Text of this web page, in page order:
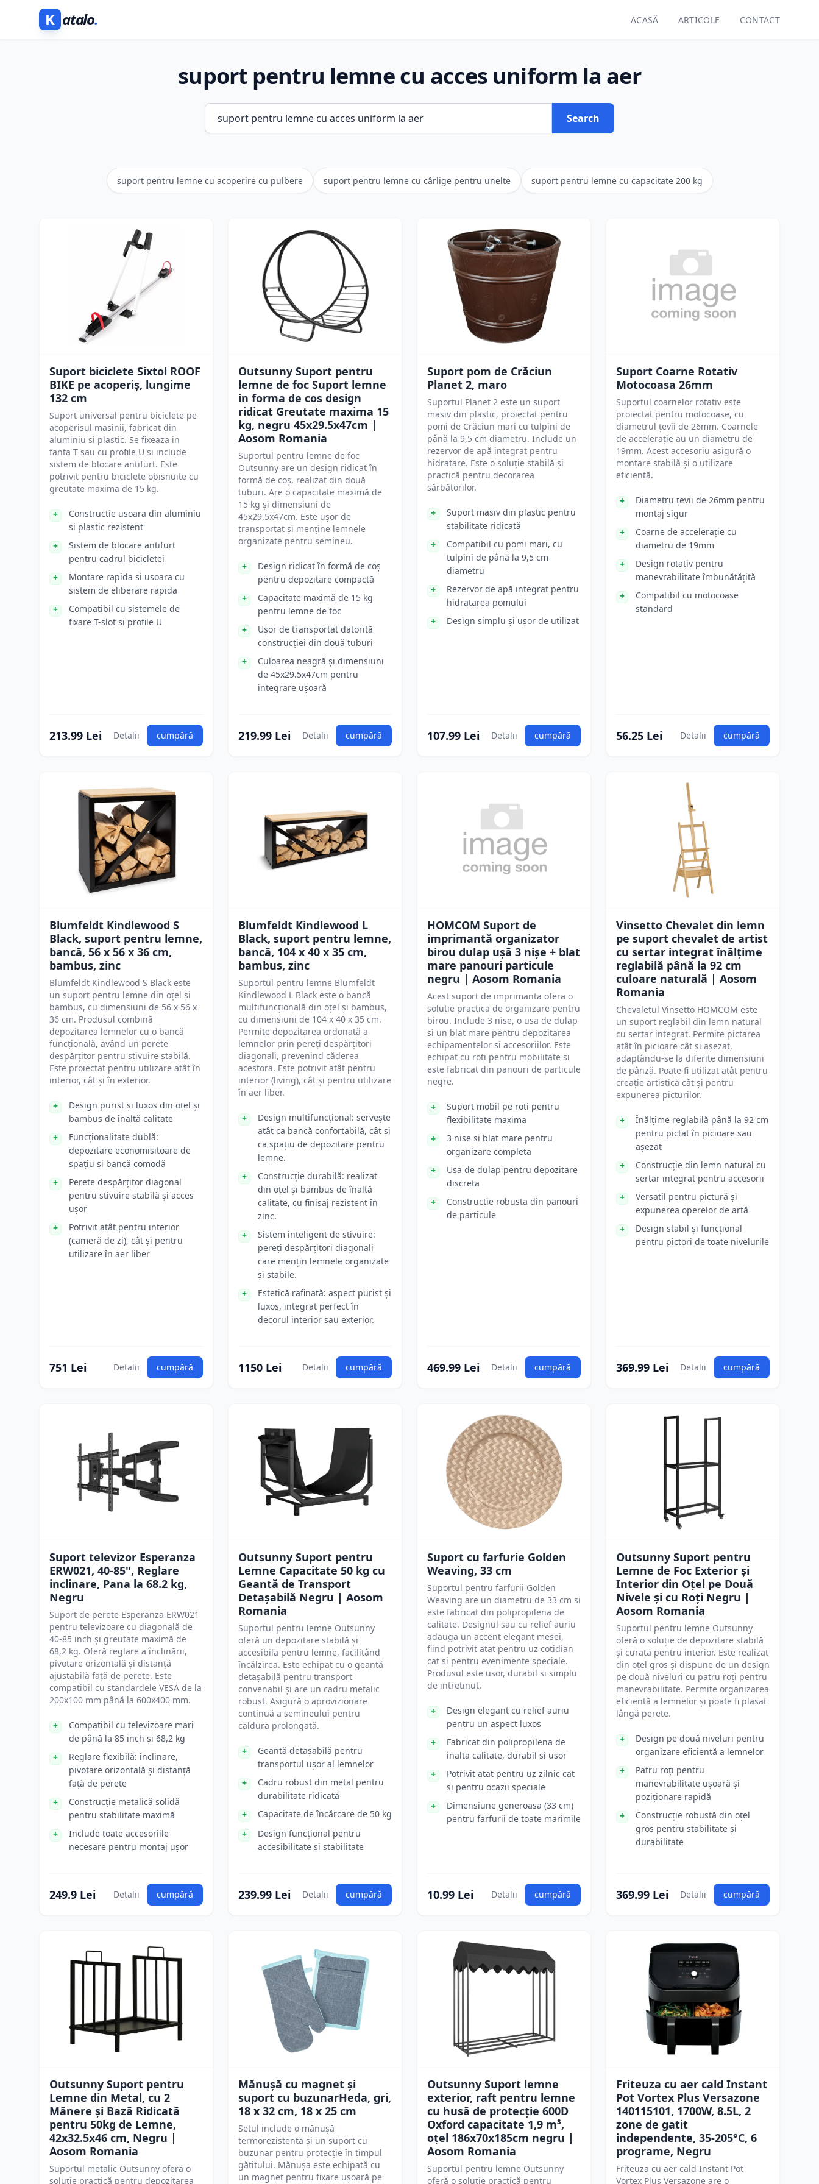
K atalo. ACASĂ ARTICOLE CONTACT
suport pentru lemne cu acces uniform la aer
Search
suport pentru lemne cu acoperire cu pulbere suport pentru lemne cu cârlige pentru unelte suport pentru lemne cu capacitate 200 kg
Suport biciclete Sixtol ROOF
BIKE pe acoperiș, lungime
132 cm
Suport universal pentru biciclete pe
acoperisul masinii, fabricat din
aluminiu si plastic. Se fixeaza in
fanta T sau cu profile U si include
sistem de blocare antifurt. Este
potrivit pentru biciclete obisnuite cu
greutate maxima de 15 kg.
Constructie usoara din aluminiu
si plastic rezistent
Sistem de blocare antifurt
pentru cadrul bicicletei
Montare rapida si usoara cu
sistem de eliberare rapida
Compatibil cu sistemele de
fixare T-slot si profile U
213.99 Lei Detalii cumpără
Outsunny Suport pentru
lemne de foc Suport lemne
in forma de cos design
ridicat Greutate maxima 15
kg, negru 45x29.5x47cm |
Aosom Romania
Suportul pentru lemne de foc
Outsunny are un design ridicat în
formă de coș, realizat din două
tuburi. Are o capacitate maximă de
15 kg și dimensiuni de
45x29.5x47cm. Este ușor de
transportat și menține lemnele
organizate pentru semineu.
Design ridicat în formă de coș
pentru depozitare compactă
Capacitate maximă de 15 kg
pentru lemne de foc
Ușor de transportat datorită
construcției din două tuburi
Culoarea neagră și dimensiuni
de 45x29.5x47cm pentru
integrare ușoară
219.99 Lei Detalii cumpără
Suport pom de Crăciun
Planet 2, maro
Suportul Planet 2 este un suport
masiv din plastic, proiectat pentru
pomi de Crăciun mari cu tulpini de
până la 9,5 cm diametru. Include un
rezervor de apă integrat pentru
hidratare. Este o soluție stabilă și
practică pentru decorarea
sărbătorilor.
Suport masiv din plastic pentru
stabilitate ridicată
Compatibil cu pomi mari, cu
tulpini de până la 9,5 cm
diametru
Rezervor de apă integrat pentru
hidratarea pomului
Design simplu și ușor de utilizat
107.99 Lei Detalii cumpără
Suport Coarne Rotativ
Motocoasa 26mm
Suportul coarnelor rotativ este
proiectat pentru motocoase, cu
diametrul țevii de 26mm. Coarnele
de accelerație au un diametru de
19mm. Acest accesoriu asigură o
montare stabilă și o utilizare
eficientă.
Diametru țevii de 26mm pentru
montaj sigur
Coarne de accelerație cu
diametru de 19mm
Design rotativ pentru
manevrabilitate îmbunătățită
Compatibil cu motocoase
standard
56.25 Lei Detalii cumpără
Blumfeldt Kindlewood S
Black, suport pentru lemne,
bancă, 56 x 56 x 36 cm,
bambus, zinc
Blumfeldt Kindlewood S Black este
un suport pentru lemne din oțel și
bambus, cu dimensiuni de 56 x 56 x
36 cm. Produsul combină
depozitarea lemnelor cu o bancă
funcțională, având un perete
despărțitor pentru stivuire stabilă.
Este proiectat pentru utilizare atât în
interior, cât și în exterior.
Design purist și luxos din oțel și
bambus de înaltă calitate
Funcționalitate dublă:
depozitare economisitoare de
spațiu și bancă comodă
Perete despărțitor diagonal
pentru stivuire stabilă și acces
ușor
Potrivit atât pentru interior
(cameră de zi), cât și pentru
utilizare în aer liber
751 Lei Detalii cumpără
Blumfeldt Kindlewood L
Black, suport pentru lemne,
bancă, 104 x 40 x 35 cm,
bambus, zinc
Suportul pentru lemne Blumfeldt
Kindlewood L Black este o bancă
multifuncțională din oțel și bambus,
cu dimensiuni de 104 x 40 x 35 cm.
Permite depozitarea ordonată a
lemnelor prin pereți despărțitori
diagonali, prevenind căderea
acestora. Este potrivit atât pentru
interior (living), cât și pentru utilizare
în aer liber.
Design multifuncțional: servește
atât ca bancă confortabilă, cât și
ca spațiu de depozitare pentru
lemne.
Construcție durabilă: realizat
din oțel și bambus de înaltă
calitate, cu finisaj rezistent în
zinc.
Sistem inteligent de stivuire:
pereți despărțitori diagonali
care mențin lemnele organizate
și stabile.
Estetică rafinată: aspect purist și
luxos, integrat perfect în
decorul interior sau exterior.
1150 Lei Detalii cumpără
HOMCOM Suport de
imprimantă organizator
birou dulap ușă 3 nișe + blat
mare panouri particule
negru | Aosom Romania
Acest suport de imprimanta ofera o
solutie practica de organizare pentru
birou. Include 3 nise, o usa de dulap
si un blat mare pentru depozitarea
echipamentelor si accesoriilor. Este
echipat cu roti pentru mobilitate si
este fabricat din panouri de particule
negre.
Suport mobil pe roti pentru
flexibilitate maxima
3 nise si blat mare pentru
organizare completa
Usa de dulap pentru depozitare
discreta
Constructie robusta din panouri
de particule
469.99 Lei Detalii cumpără
Vinsetto Chevalet din lemn
pe suport chevalet de artist
cu sertar integrat înălțime
reglabilă până la 92 cm
culoare naturală | Aosom
Romania
Chevaletul Vinsetto HOMCOM este
un suport reglabil din lemn natural
cu sertar integrat. Permite pictarea
atât în picioare cât și așezat,
adaptându-se la diferite dimensiuni
de pânză. Poate fi utilizat atât pentru
creație artistică cât și pentru
expunerea picturilor.
Înălțime reglabilă până la 92 cm
pentru pictat în picioare sau
așezat
Construcție din lemn natural cu
sertar integrat pentru accesorii
Versatil pentru pictură și
expunerea operelor de artă
Design stabil și funcțional
pentru pictori de toate nivelurile
369.99 Lei Detalii cumpără
Suport televizor Esperanza
ERW021, 40-85", Reglare
inclinare, Pana la 68.2 kg,
Negru
Suport de perete Esperanza ERW021
pentru televizoare cu diagonală de
40-85 inch și greutate maximă de
68,2 kg. Oferă reglare a înclinării,
pivotare orizontală și distanță
ajustabilă față de perete. Este
compatibil cu standardele VESA de la
200x100 mm până la 600x400 mm.
Compatibil cu televizoare mari
de până la 85 inch și 68,2 kg
Reglare flexibilă: înclinare,
pivotare orizontală și distanță
față de perete
Construcție metalică solidă
pentru stabilitate maximă
Include toate accesoriile
necesare pentru montaj ușor
249.9 Lei Detalii cumpără
Outsunny Suport pentru
Lemne Capacitate 50 kg cu
Geantă de Transport
Detașabilă Negru | Aosom
Romania
Suportul pentru lemne Outsunny
oferă un depozitare stabilă și
accesibilă pentru lemne, facilitând
încălzirea. Este echipat cu o geantă
detașabilă pentru transport
convenabil și are un cadru metalic
robust. Asigură o aprovizionare
continuă a șemineului pentru
căldură prolongată.
Geantă detașabilă pentru
transportul ușor al lemnelor
Cadru robust din metal pentru
durabilitate ridicată
Capacitate de încărcare de 50 kg
Design funcțional pentru
accesibilitate și stabilitate
239.99 Lei Detalii cumpără
Suport cu farfurie Golden
Weaving, 33 cm
Suportul pentru farfurii Golden
Weaving are un diametru de 33 cm si
este fabricat din polipropilena de
calitate. Designul sau cu relief auriu
adauga un accent elegant mesei,
fiind potrivit atat pentru uz cotidian
cat si pentru evenimente speciale.
Produsul este usor, durabil si simplu
de intretinut.
Design elegant cu relief auriu
pentru un aspect luxos
Fabricat din polipropilena de
inalta calitate, durabil si usor
Potrivit atat pentru uz zilnic cat
si pentru ocazii speciale
Dimensiune generoasa (33 cm)
pentru farfurii de toate marimile
10.99 Lei Detalii cumpără
Outsunny Suport pentru
Lemne de Foc Exterior și
Interior din Oțel pe Două
Nivele și cu Roți Negru |
Aosom Romania
Suportul pentru lemne Outsunny
oferă o soluție de depozitare stabilă
și curată pentru interior. Este realizat
din oțel gros și dispune de un design
pe două niveluri cu patru roți pentru
manevrabilitate. Permite organizarea
eficientă a lemnelor și poate fi plasat
lângă perete.
Design pe două niveluri pentru
organizare eficientă a lemnelor
Patru roți pentru
manevrabilitate ușoară și
poziționare rapidă
Construcție robustă din oțel
gros pentru stabilitate și
durabilitate
369.99 Lei Detalii cumpără
Outsunny Suport pentru
Lemne din Metal, cu 2
Mânere și Bază Ridicată
pentru 50kg de Lemne,
42x32.5x46 cm, Negru |
Aosom Romania
Suportul metalic Outsunny oferă o
soluție practică pentru depozitarea
Mănușă cu magnet și
suport cu buzunarHeda, gri,
18 x 32 cm, 18 x 25 cm
Setul include o mănușă
termorezistentă și un suport cu
buzunar pentru protecție în timpul
gătitului. Mănușa este echipată cu
un magnet pentru fixare ușoară pe
Outsunny Suport lemne
exterior, raft pentru lemne
cu husă de protecție 600D
Oxford capacitate 1,9 m³,
oțel 186x70x185cm negru |
Aosom Romania
Suportul pentru lemne Outsunny
oferă o soluție practică pentru
Friteuza cu aer cald Instant
Pot Vortex Plus Versazone
140115101, 1700W, 8.5L, 2
zone de gatit
independente, 35-205°C, 6
programe, Negru
Friteuza cu aer cald Instant Pot
Vortex Plus Versazone are o